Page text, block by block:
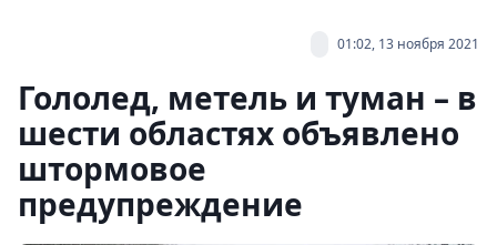
01:02, 13 ноября 2021
Гололед, метель и туман – в
шести областях объявлено
штормовое
предупреждение